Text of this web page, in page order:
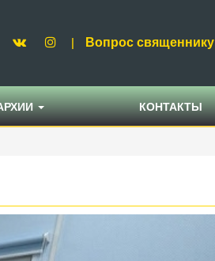
| Вопрос священнику
КОНТАКТЫ